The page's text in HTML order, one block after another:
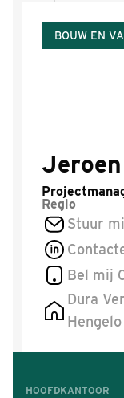
BOUW EN
Regio
Stuur
Bel mij
Dura
Hengelo
HOOFDKANTOOR